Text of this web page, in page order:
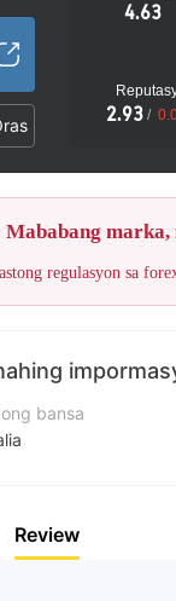
4.63
2.93 /
Mababang
regulasyon sa
bansa
Review